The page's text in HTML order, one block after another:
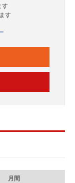
す
す
月間